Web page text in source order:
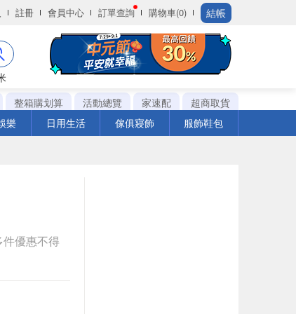
註冊 會員中心 訂單查詢 購物車(0) 結帳
整箱購划算 活動總覽 家速配
超商取貨
樂 日用生活 傢俱寢飾 服飾鞋包
優惠不得